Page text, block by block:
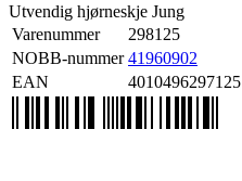
Utvendig hjørneskje Jung
Varenummer
298125
NOBB-nummer 41960902
EAN
4010496297125